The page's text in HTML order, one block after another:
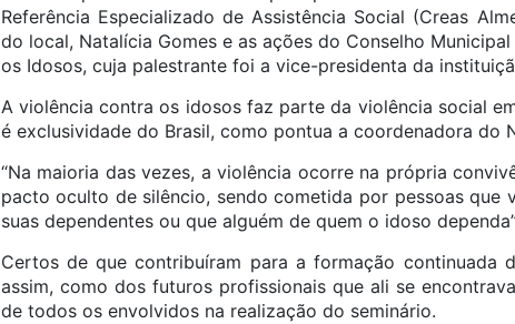
Referência Especializado de Assistência Social (Creas
do local, Natalícia Gomes e as ações do Conselho
os Idosos, cuja palestrante foi a vice-presidenta da
A violência contra os idosos faz parte da violência social
é exclusividade do Brasil, como pontua a coordenadora do
“Na maioria das vezes, a violência ocorre na própria
pacto oculto de silêncio, sendo cometida por pessoas que
suas dependentes ou que alguém de quem o idoso
Certos de que contribuíram para a formação continuada
assim, como dos futuros profissionais que ali se
de todos os envolvidos na realização do seminário.